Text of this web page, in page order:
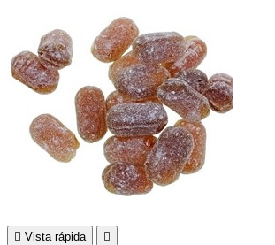
 Vista rápida 